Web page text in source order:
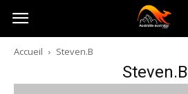
Australia-
australie.com
Accueil Steven.B
Steven.B